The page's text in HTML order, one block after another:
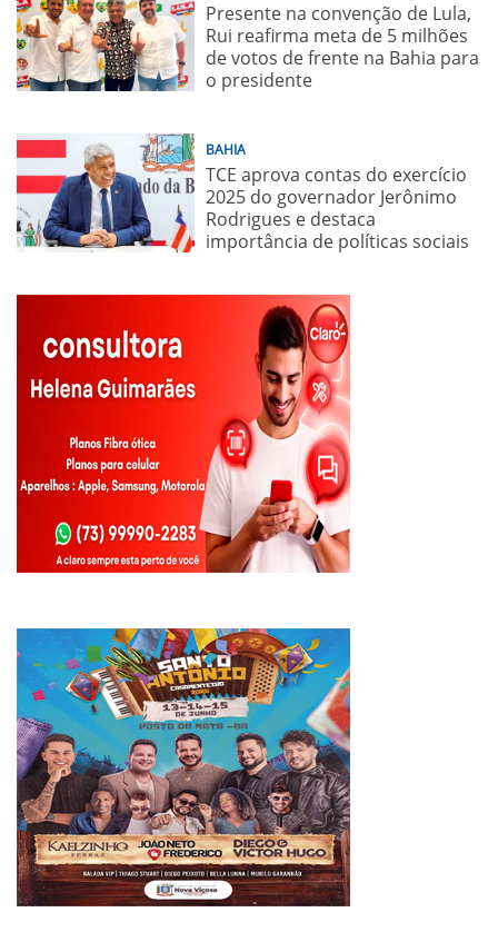
Presente na convenção de Lula,
Rui reafirma meta de 5 milhões
de votos de frente na Bahia para
o presidente
BAHIA
TCE aprova contas do exercício
2025 do governador Jerônimo
Rodrigues e destaca
importância de políticas sociais